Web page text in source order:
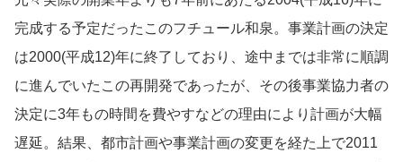
完成する予定だったこのフチュール和泉。事業計画の決定
は2000(平成12)年に終了しており、途中までは非常に順調
に進んでいたこの再開発であったが、その後事業協力者の
決定に3年もの時間を費やすなどの理由により計画が大幅
遅延。結果、都市計画や事業計画の変更を経た上で2011